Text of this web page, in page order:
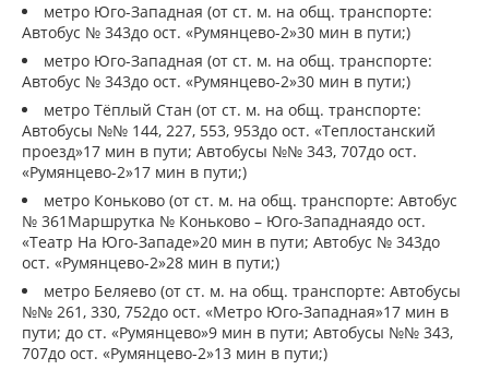
метро Юго-Западная (от ст. м. на общ. транспорте:
Автобус № 343до ост. «Румянцево-2»30 мин в пути;)
метро Юго-Западная (от ст. м. на общ. транспорте:
Автобус № 343до ост. «Румянцево-2»30 мин в пути;)
метро Тёплый Стан (от ст. м. на общ. транспорте:
Автобусы №№ 144, 227, 553, 953до ост. «Теплостанский
проезд»17 мин в пути; Автобусы №№ 343, 707до ост.
«Румянцево-2»17 мин в пути;)
метро Коньково (от ст. м. на общ. транспорте: Автобус
№ 361Маршрутка № Коньково – Юго-Западнаядо ост.
«Театр На Юго-Западе»20 мин в пути; Автобус № 343до
ост. «Румянцево-2»28 мин в пути;)
метро Беляево (от ст. м. на общ. транспорте: Автобусы
№№ 261, 330, 752до ост. «Метро Юго-Западная»17 мин в
пути; до ст. «Румянцево»9 мин в пути; Автобусы №№ 343,
707до ост. «Румянцево-2»13 мин в пути;)